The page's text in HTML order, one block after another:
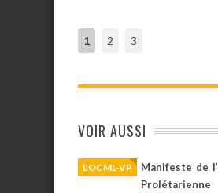
1 2 3
VOIR AUSSI
L’OCML-VP
Manifeste de
Prolétarienne